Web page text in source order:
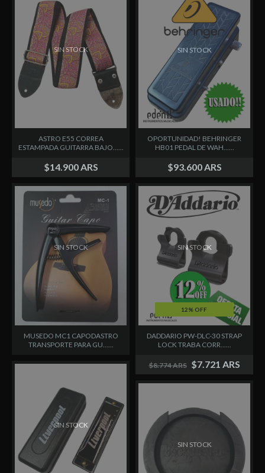
SIN STOCK
ASTRO E55 CORREA
ESTAMPADA GUITARRA BAJO......
$14.900 ARS
SIN STOCK
OPORTUNIDAD! BEHRINGER
HB01 PEDAL DE WAH......
$93.600 ARS
SIN STOCK
MUSEDO MC1 CAPODASTRO
TRANSPORTE PARA GU......
12% OFF
SIN STOCK
DADDARIO PW-DLC-30 STRAP
LOCK TRABA CORR......
$8.774 ARS $7.721 ARS
SIN STOCK
SIN STOCK